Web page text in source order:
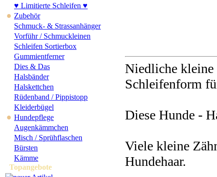
♥ Limitierte Schleifen ♥
● Zubehör
Schmuck- & Strassanhänger
Vorführ / Schmuckleinen
Schleifen Sortierbox
Gummientferner
Dies & Das
Halsbänder
Halskettchen
Rüdenband / Pippistopp
Kleiderbügel
● Hundepflege
Augenkämmchen
Misch / Sprühflaschen
Bürsten
Kämme
Topangebote
Niedliche kleine
Schleifenform
Diese Hunde -
Viele kleine
Hundehaar.